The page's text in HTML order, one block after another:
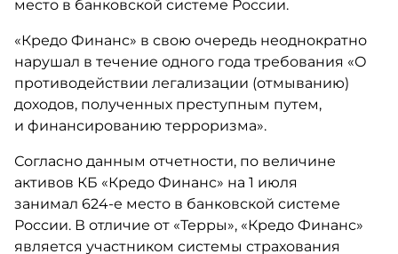
место в банковской системе России.
«Кредо Финанс» в свою очередь неоднократно
нарушал в течение одного года требования «О
противодействии легализации (отмыванию)
доходов, полученных преступным путем,
и финансированию терроризма».
Согласно данным отчетности, по величине
активов КБ «Кредо Финанс» на 1 июля
занимал 624-е место в банковской системе
России. В отличие от «Терры», «Кредо Финанс»
является участником системы страхования